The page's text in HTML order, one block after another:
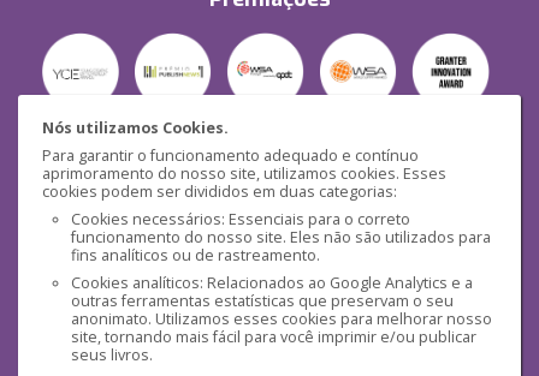
Nós utilizamos Cookies.
Para garantir o funcionamento adequado e contínuo
aprimoramento do nosso site, utilizamos cookies. Esses
cookies podem ser divididos em duas categorias:
Cookies necessários: Essenciais para o correto
funcionamento do nosso site. Eles não são utilizados para
fins analíticos ou de rastreamento.
Cookies analíticos: Relacionados ao Google Analytics e a
outras ferramentas estatísticas que preservam o seu
anonimato. Utilizamos esses cookies para melhorar nosso
site, tornando mais fácil para você imprimir e/ou publicar
seus livros.
Segurança
Mídias Sociais